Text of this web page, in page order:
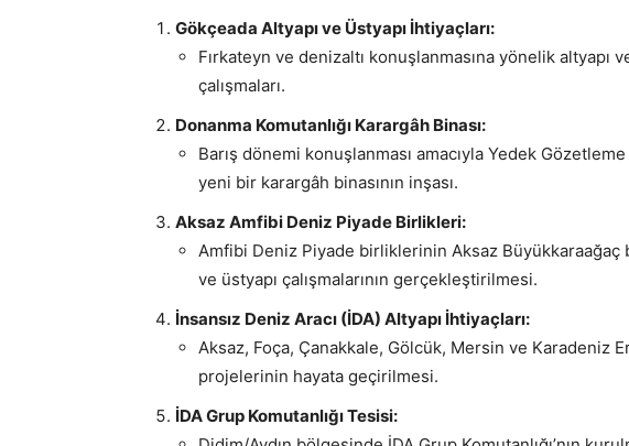
Gökçeada Altyapı ve Üstyapı İhtiyaçları:
Fırkateyn ve denizaltı konuşlanmasına yönelik altyapı
çalışmaları.
Donanma Komutanlığı Karargâh Binası:
Barış dönemi konuşlanması amacıyla Yedek
yeni bir karargâh binasının inşası.
Aksaz Amfibi Deniz Piyade Birlikleri:
Amfibi Deniz Piyade birliklerinin Aksaz Büyükkaraağaç
ve üstyapı çalışmalarının gerçekleştirilmesi.
İnsansız Deniz Aracı (İDA) Altyapı İhtiyaçları:
Aksaz, Foça, Çanakkale, Gölcük, Mersin ve Karadeniz
projelerinin hayata geçirilmesi.
İDA Grup Komutanlığı Tesisi: